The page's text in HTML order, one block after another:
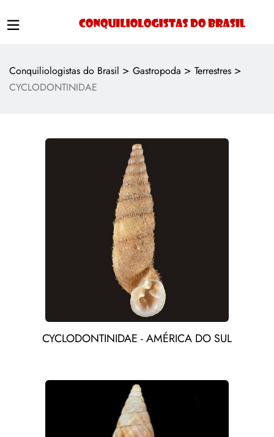
Conquiliologistas do Brasil > Gastropoda > Terrestres >
CYCLODONTINIDAE
CYCLODONTINIDAE - AMÉRICA DO SUL